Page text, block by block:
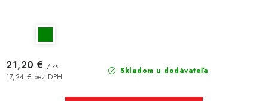
Skladom u dodávateľa
17,24 € bez DPH
21,20 € / ks